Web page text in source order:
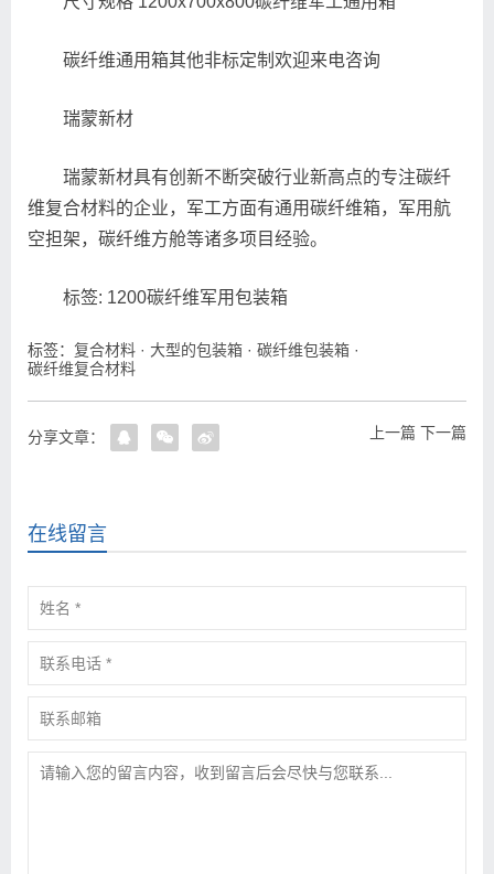
碳纤维通用箱其他非标定制欢迎来电咨询
瑞蒙新材
瑞蒙新材具有创新不断突破行业新高点的专注碳纤
维复合材料的企业，军工方面有通用碳纤维箱，军用航
空担架，碳纤维方舱等诸多项目经验。
标签: 1200碳纤维军用包装箱
标签： 复合材料 · 大型的包装箱 · 碳纤维包装箱 ·
碳纤维复合材料
上一篇 下一篇
分享文章：
在线留言